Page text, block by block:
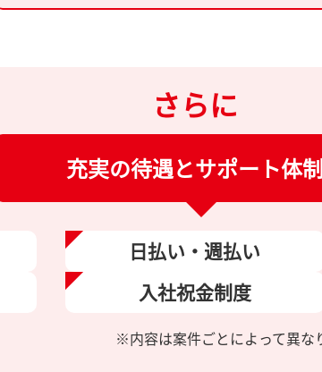
さらに
充実の待遇とサポート体
日払い・週払い
入社祝金制度
※内容は案件ごとによって異な